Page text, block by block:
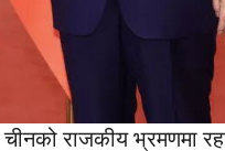
राजकीय भ्रमणमा